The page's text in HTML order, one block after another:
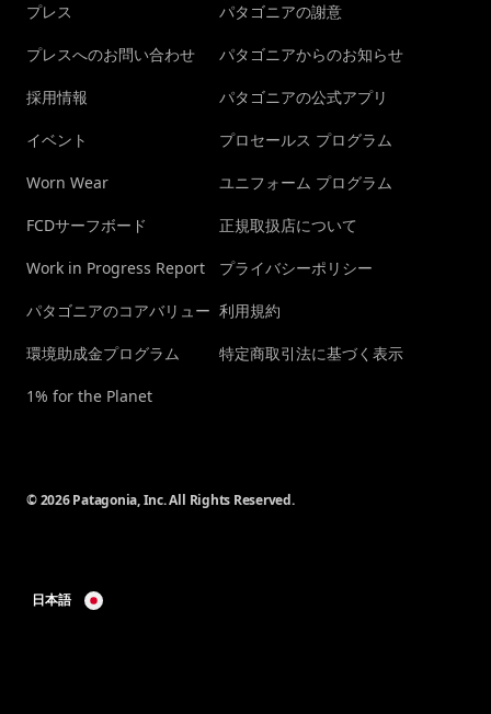
プレス
プレスへのお問い合わせ
採用情報
イベント
Worn Wear
FCDサーフボード
Work in Progress Report
パタゴニアのコアバリュー
環境助成金プログラム
1% for the Planet
パタゴニアの謝意
パタゴニアからのお知らせ
パタゴニアの公式アプリ
プロセールス プログラム
ユニフォーム プログラム
正規取扱店について
プライバシーポリシー
利用規約
特定商取引法に基づく表示
© 2026 Patagonia, Inc. All Rights Reserved.
日本語